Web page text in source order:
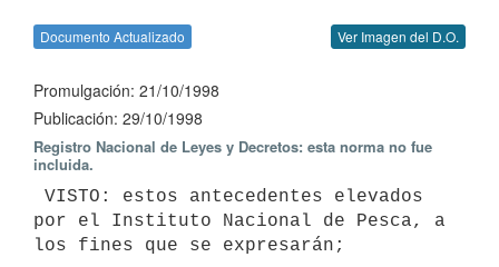
Documento Actualizado Ver Imagen del D.O.
Promulgación: 21/10/1998
Publicación: 29/10/1998
Registro Nacional de Leyes y Decretos: esta norma no fue
incluida.
por el Instituto Nacional de Pesca, a
los fines que se expresarán;